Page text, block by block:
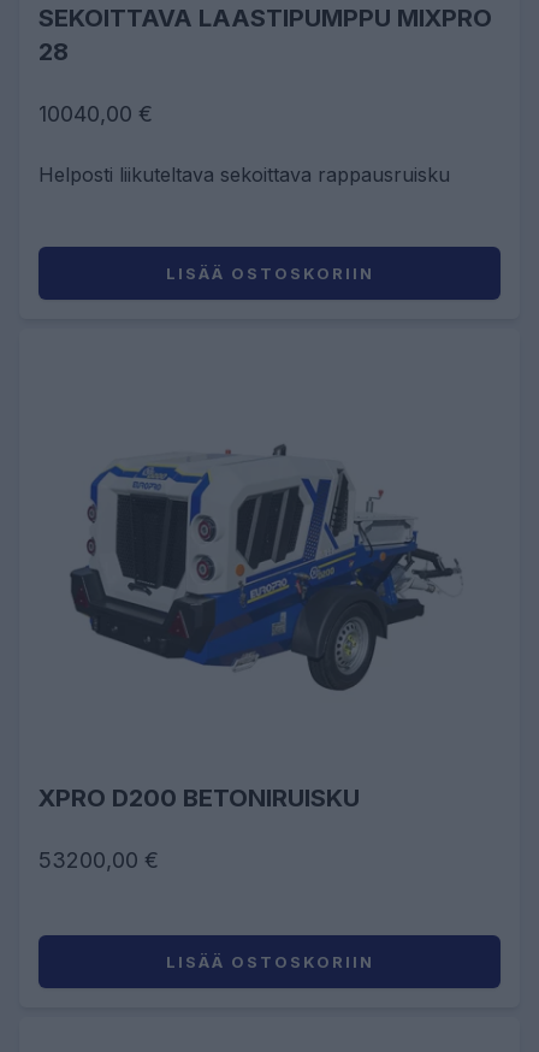
SEKOITTAVA LAASTIPUMPPU MIXPRO
28
10040,00 €
Helposti liikuteltava sekoittava rappausruisku
LISÄÄ OSTOSKORIIN
XPRO D200 BETONIRUISKU
53200,00 €
LISÄÄ OSTOSKORIIN